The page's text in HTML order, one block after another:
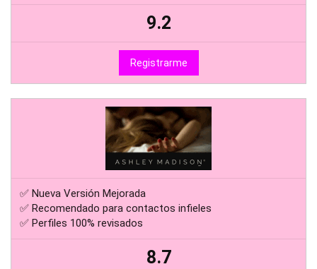
9.2
Registrarme
✅ Nueva Versión Mejorada
✅ Recomendado para contactos infieles
✅ Perfiles 100% revisados
8.7